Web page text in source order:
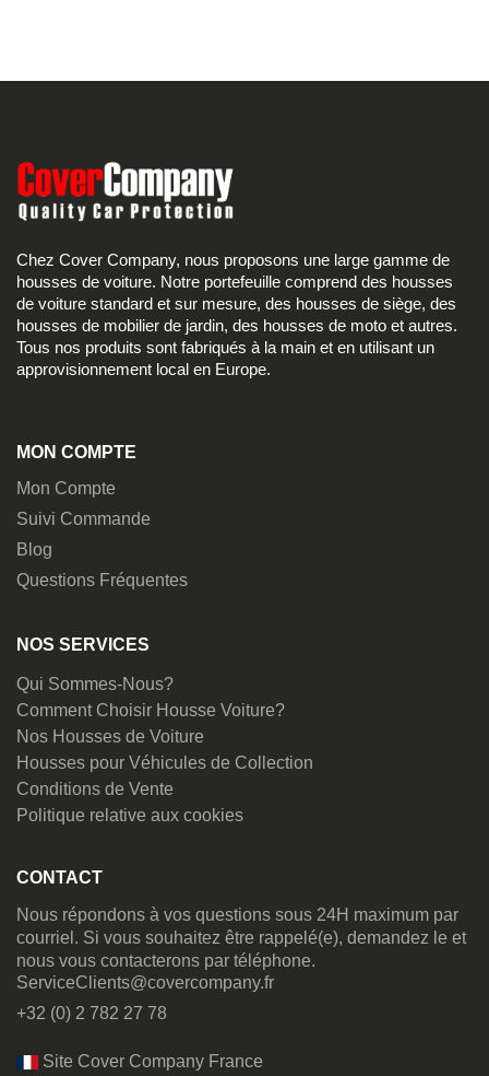
Chez Cover Company, nous proposons une large gamme de
housses de voiture. Notre portefeuille comprend des housses
de voiture standard et sur mesure, des housses de siège, des
housses de mobilier de jardin, des housses de moto et autres.
Tous nos produits sont fabriqués à la main et en utilisant un
approvisionnement local en Europe.
MON COMPTE
Mon Compte
Suivi Commande
Blog
Questions Fréquentes
NOS SERVICES
Qui Sommes-Nous?
Comment Choisir Housse Voiture?
Nos Housses de Voiture
Housses pour Véhicules de Collection
Conditions de Vente
Politique relative aux cookies
CONTACT
Nous répondons à vos questions sous 24H maximum par
courriel. Si vous souhaitez être rappelé(e), demandez le et
nous vous contacterons par téléphone.
ServiceClients@covercompany.fr
+32 (0) 2 782 27 78
Site Cover Company France